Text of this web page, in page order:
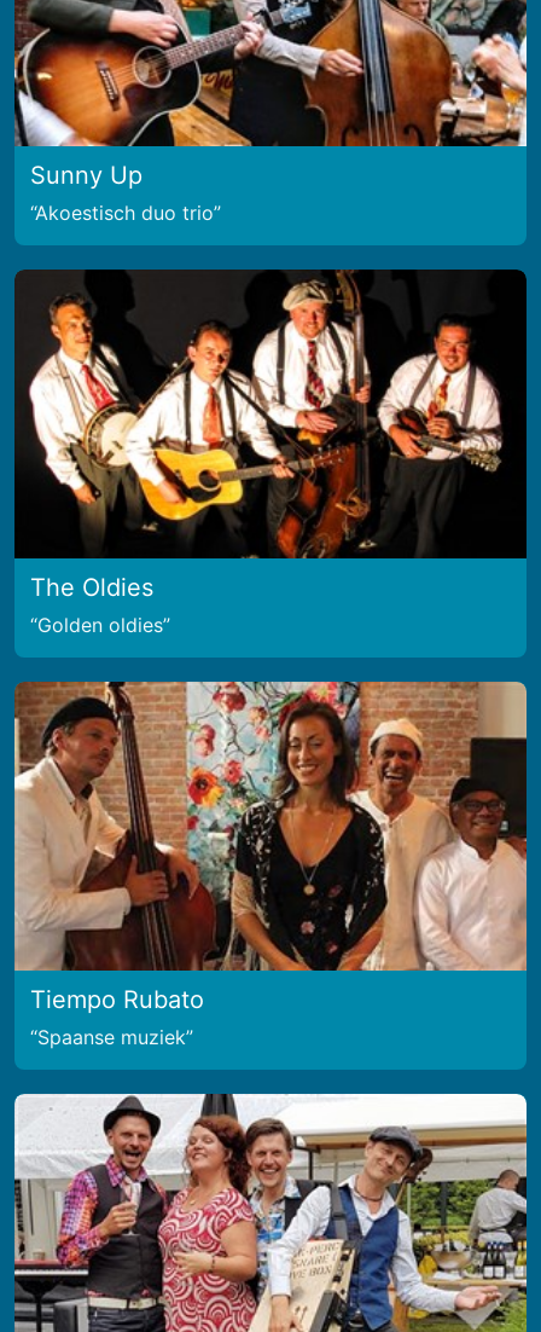
Sunny Up
Akoestisch duo trio
The Oldies
Golden oldies
Tiempo Rubato
Spaanse muziek